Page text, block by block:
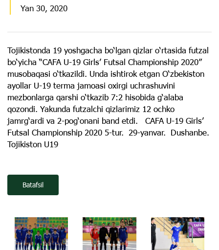
Yan 30, 2020
Tojikistonda 19 yoshgacha bo‘lgan qizlar o‘rtasida futzal
bo‘yicha “CAFA U-19 Girls’ Futsal Championship 2020”
musobaqasi o‘tkazildi. Unda ishtirok etgan O‘zbekiston
ayollar U-19 terma jamoasi oxirgi uchrashuvini
mezbonlarga qarshi o‘tkazib 7:2 hisobida g‘alaba
qozondi. Yakunda futzalchi qizlarimiz 12 ochko
jamrg‘ardi va 2-pog‘onani band etdi. CAFA U-19 Girls’
Futsal Championship 2020 5-tur. 29-yanvar. Dushanbe.
Tojikiston U19
Batafsil